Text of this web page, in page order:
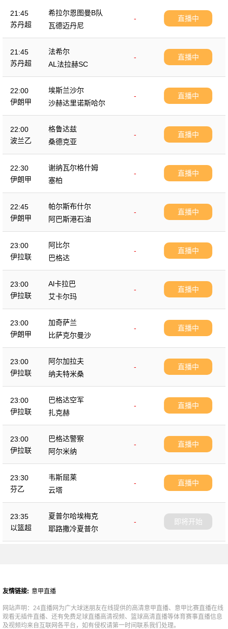
21:45
苏丹超
希拉尔恩图曼B队
-
瓦德迈丹尼
直播中
21:45
苏丹超
法希尔
-
AL法拉赫SC
直播中
22:00
伊朗甲
埃斯兰沙尔
-
沙赫达里诺斯哈尔
直播中
22:00
波兰乙
格鲁达兹
-
桑德克亚
直播中
22:30
伊朗甲
谢纳瓦尔格什姆
-
塞柏
直播中
22:45
伊朗甲
帕尔斯布什尔
-
阿巴斯港石油
直播中
23:00
伊拉联
阿比尔
-
巴格达
直播中
23:00
伊拉联
Al卡拉巴
-
艾卡尔玛
直播中
23:00
伊朗甲
加奇萨兰
-
比萨克尔曼沙
直播中
23:00
伊拉联
阿尔加拉夫
-
纳夫特米桑
直播中
23:00
伊拉联
巴格达空军
-
扎克赫
直播中
23:00
伊拉联
巴格达警察
-
阿尔米纳
直播中
23:30
芬乙
韦斯屈莱
-
云塔
直播中
23:35
以篮超
夏普尔哈埃梅克
-
耶路撒冷夏普尔
即将开始
友情链接: 意甲直播
网站声明：24直播网为广大球迷朋友在线提供的高清意甲直播、意甲比赛直播在线
观看无插件直播、还有免费足球直播高清视频、篮球高清直播等体育赛事直播信息
及视频均来自互联网各平台，如有侵权请第一时间联系我们处理。